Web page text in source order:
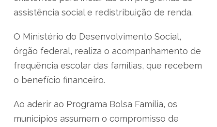
assistência social e redistribuição de renda.
O Ministério do Desenvolvimento Social,
órgão federal, realiza o acompanhamento de
frequência escolar das famílias, que recebem
o benefício financeiro.
Ao aderir ao Programa Bolsa Família, os
municípios assumem o compromisso de